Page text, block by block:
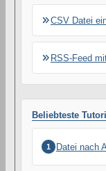
CSV Datei
RSS-Feed
Beliebteste
1 Datei nach